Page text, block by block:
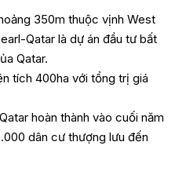
350m thuộc vịnh West
Qatar là dự án đầu tư bất
Qatar.
tích 400ha với tổng trị giá
hoàn thành vào cuối năm
dân cư thượng lưu đến